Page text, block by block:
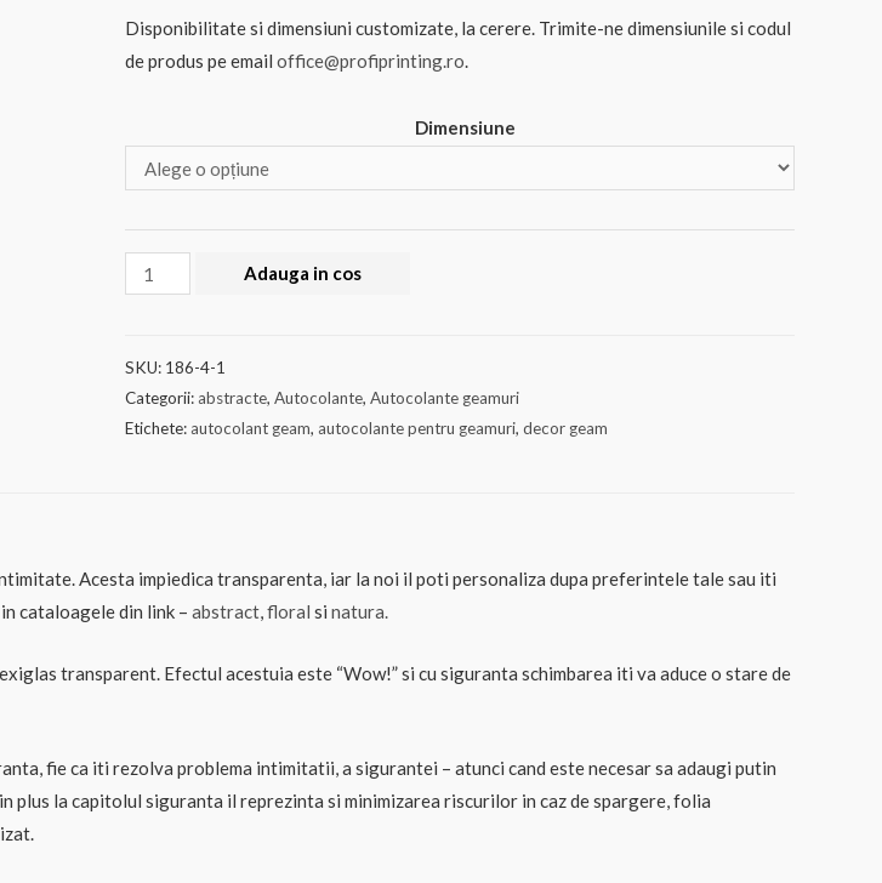
Disponibilitate si dimensiuni customizate, la cerere. Trimite-ne dimensiunile si codul
de produs pe email office@profiprinting.ro.
Dimensiune
Cantitate
Autocolant
Dungi
Adauga in cos
SKU: 186-4-1
Categorii:abstracte, Autocolante, Autocolante geamuri
Etichete:autocolant geam, autocolante pentru geamuri, decor geam
Acesta impiedica transparenta, iar la noi il poti personaliza dupa preferintele tale sau iti
cataloagele din link – abstract,floral si natura.
transparent. Efectul acestuia este “Wow!” si cu siguranta schimbarea iti va aduce o stare de
fie ca iti rezolva problema intimitatii, a sigurantei – atunci cand este necesar sa adaugi putin
la capitolul siguranta il reprezinta si minimizarea riscurilor in caz de spargere, folia